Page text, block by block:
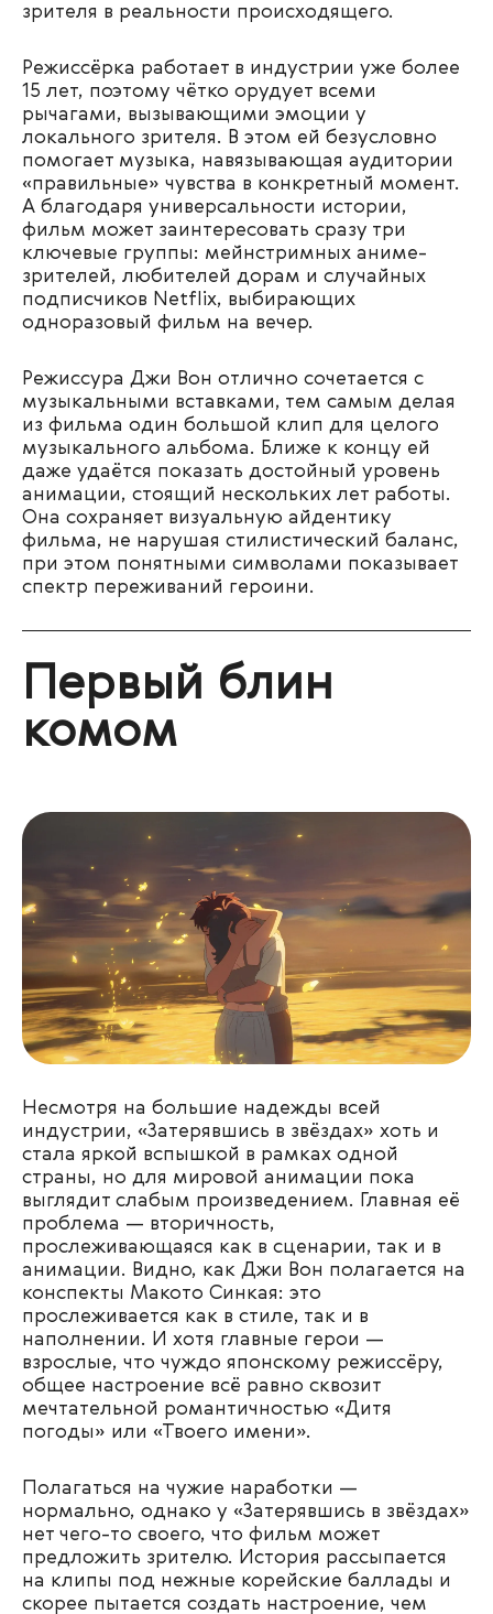
зрителя в реальности происходящего.
Режиссёрка работает в индустрии уже более
15 лет, поэтому чётко орудует всеми
рычагами, вызывающими эмоции у
локального зрителя. В этом ей безусловно
помогает музыка, навязывающая аудитории
«правильные» чувства в конкретный момент.
А благодаря универсальности истории,
фильм может заинтересовать сразу три
ключевые группы: мейнстримных аниме-
зрителей, любителей дорам и случайных
подписчиков Netflix, выбирающих
одноразовый фильм на вечер.
Режиссура Джи Вон отлично сочетается с
музыкальными вставками, тем самым делая
из фильма один большой клип для целого
музыкального альбома. Ближе к концу ей
даже удаётся показать достойный уровень
анимации, стоящий нескольких лет работы.
Она сохраняет визуальную айдентику
фильма, не нарушая стилистический баланс,
при этом понятными символами показывает
спектр переживаний героини.
Первый блин
комом
Несмотря на большие надежды всей
индустрии, «Затерявшись в звёздах» хоть и
стала яркой вспышкой в рамках одной
страны, но для мировой анимации пока
выглядит слабым произведением. Главная её
проблема — вторичность,
прослеживающаяся как в сценарии, так и в
анимации. Видно, как Джи Вон полагается на
конспекты Макото Синкая: это
прослеживается как в стиле, так и в
наполнении. И хотя главные герои —
взрослые, что чуждо японскому режиссёру,
общее настроение всё равно сквозит
мечтательной романтичностью «Дитя
погоды» или «Твоего имени».
Полагаться на чужие наработки —
нормально, однако у «Затерявшись в звёздах»
нет чего-то своего, что фильм может
предложить зрителю. История рассыпается
на клипы под нежные корейские баллады и
скорее пытается создать настроение, чем